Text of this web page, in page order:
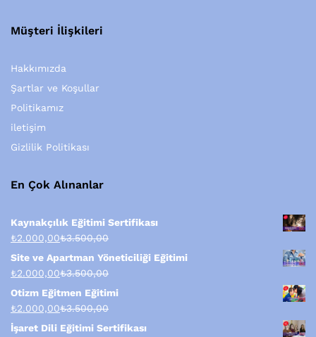
Müşteri İlişkileri
Hakkımızda
Şartlar ve Koşullar
Politikamız
iletişim
Gizlilik Politikası
En Çok Alınanlar
Kaynakçılık Eğitimi Sertifikası
₺2.000,00₺3.500,00
Site ve Apartman Yöneticiliği Eğitimi
₺2.000,00₺3.500,00
Otizm Eğitmen Eğitimi
₺2.000,00₺3.500,00
İşaret Dili Eğitimi Sertifikası